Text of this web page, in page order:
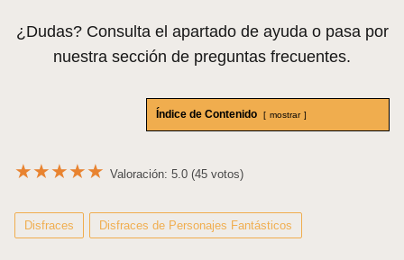
¿Dudas? Consulta el apartado de ayuda o pasa por
nuestra sección de preguntas frecuentes.
Índice de Contenido mostrar
★★★★★ Valoración: 5.0 (45 votos)
Disfraces Disfraces de Personajes Fantásticos